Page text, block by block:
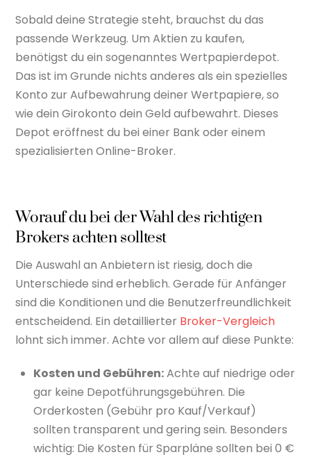
Sobald deine Strategie steht, brauchst du das
passende Werkzeug. Um Aktien zu kaufen,
benötigst du ein sogenanntes Wertpapierdepot.
Das ist im Grunde nichts anderes als ein spezielles
Konto zur Aufbewahrung deiner Wertpapiere, so
wie dein Girokonto dein Geld aufbewahrt. Dieses
Depot eröffnest du bei einer Bank oder einem
spezialisierten Online-Broker.
Worauf du bei der Wahl des richtigen
Brokers achten solltest
Die Auswahl an Anbietern ist riesig, doch die
Unterschiede sind erheblich. Gerade für Anfänger
sind die Konditionen und die Benutzerfreundlichkeit
entscheidend. Ein detaillierter Broker-Vergleich
lohnt sich immer. Achte vor allem auf diese Punkte:
Kosten und Gebühren:Achte auf niedrige oder
gar keine Depotführungsgebühren. Die
Orderkosten (Gebühr pro Kauf/Verkauf)
sollten transparent und gering sein. Besonders
wichtig: Die Kosten für Sparpläne sollten bei 0 €